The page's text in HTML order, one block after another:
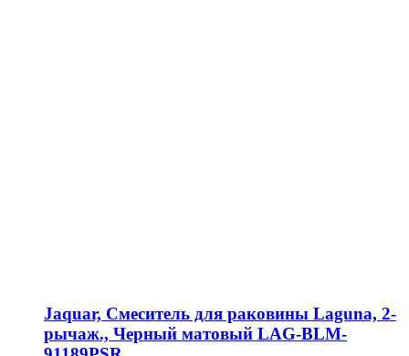
Jaquar, Смеситель для раковины Laguna, 2-
рычаж., Черный матовый LAG-BLM-